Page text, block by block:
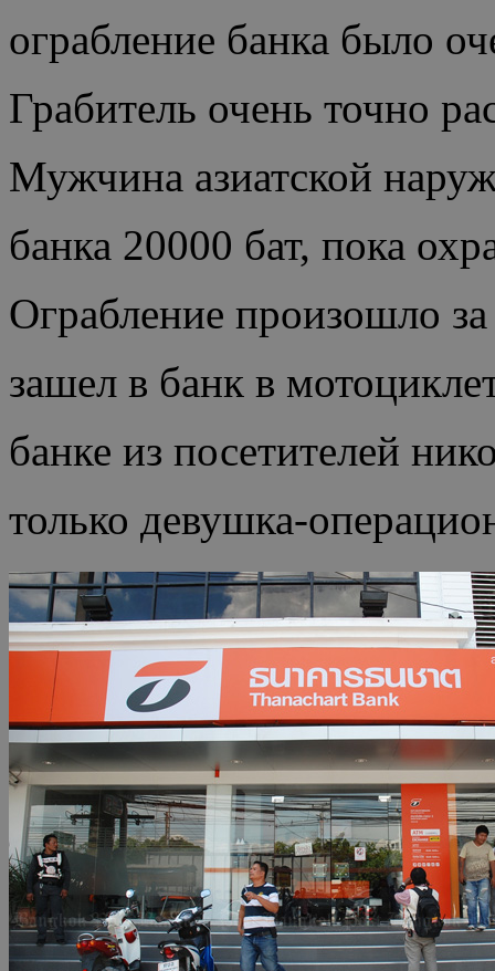
ограбление банка было
Грабитель очень точно
Мужчина азиатской
банка 20000 бат, пока
Ограбление произошло
зашел в банк в
банке из посетителей
только девушка-